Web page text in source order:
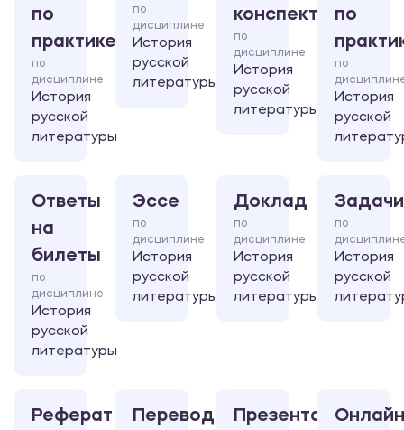
по
практике
по
дисциплине
История
русской
литературы
по
дисциплине
История
русской
литературы
конспект
по
дисциплине
История
русской
литературы
по
по
История
русской
Ответы
на
билеты
по
дисциплине
История
русской
литературы
Эссе
по
дисциплине
История
русской
литературы
Доклад
по
дисциплине
История
русской
литературы
Задачи
по
История
русской
Реферат Перевод Презентация